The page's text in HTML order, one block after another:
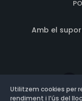
Amb el
Utilitzem cookies per
rendiment i l’ús del